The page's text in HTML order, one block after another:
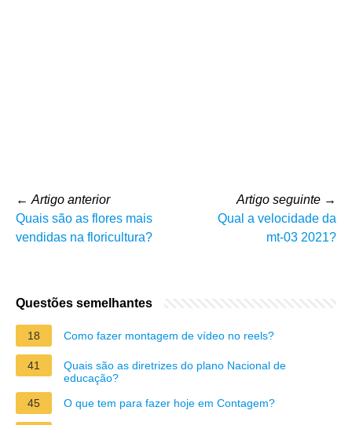
← Artigo anterior
Quais são as flores mais
vendidas na floricultura?
Artigo seguinte →
Qual a velocidade da
mt-03 2021?
Questões semelhantes
18 Como fazer montagem de vídeo no reels?
41
Quais são as diretrizes do plano Nacional de
educação?
45
O que tem para fazer hoje em Contagem?